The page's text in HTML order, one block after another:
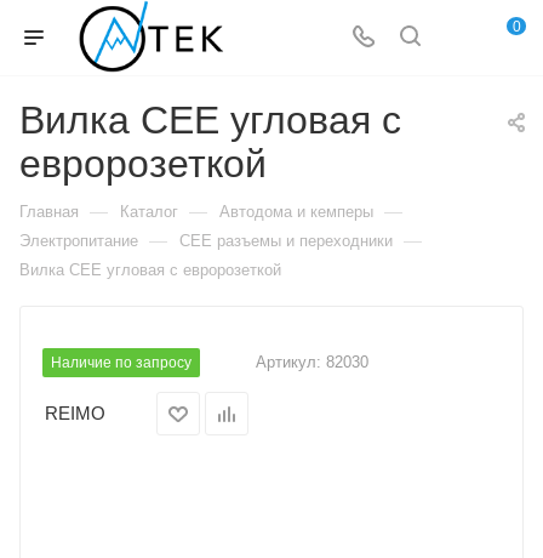
0
Вилка CEE угловая с
евророзеткой
Главная — Каталог — Автодома и кемперы —
Электропитание — CEE разъемы и переходники —
Вилка CEE угловая с евророзеткой
Наличие по запросу Артикул: 82030
REIMO